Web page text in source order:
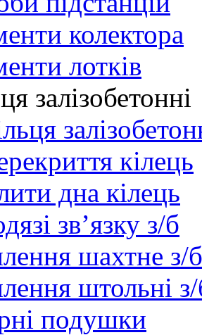
колектора
лотків
залізобетонні
кілець
дна кілець
зв’язку з/б
шахтне з/б
штольні
подушки